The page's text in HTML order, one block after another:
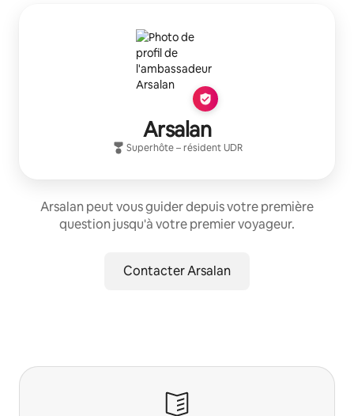
Arsalan
Superhôte– résidentUDR
Arsalan peut vous guider depuis votre première
question jusqu'à votre premier voyageur.
Contacter Arsalan